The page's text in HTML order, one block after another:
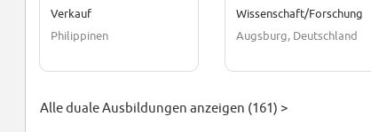
Verkauf
Philippinen
und Künstliche
01.09.2027
Wissenschaft/Forschung
Augsburg, Deutschland
Alle duale Ausbildungen anzeigen (161) >